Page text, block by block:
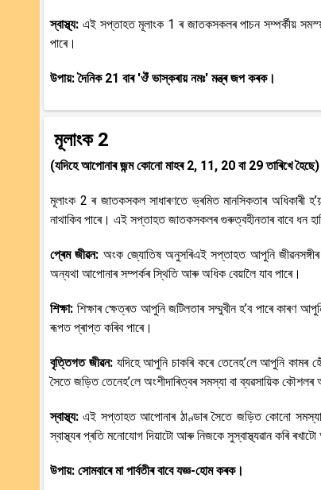
স্বাস্থ্য: এই সপ্তাহত মূলাংক 1 ৰ জাতকসকলৰ পাচন সম্পৰ্কীয়
পাৰে।
উপায়: দৈনিক 21 বাৰ 'ঔঁ ভাস্কৰায় নমঃ' মন্ত্ৰ জপ কৰক।
মূলাংক 2
(যদিহে আপোনাৰ জন্ম কোনো মাহৰ 2, 11, 20 বা 29 তাৰিখে হৈছে)
মূলাংক 2 ৰ জাতকসকল সাধাৰণতে ভ্ৰমিত মানসিকতাৰ অধিকাৰী
নাথাকিব পাৰে। এই সপ্তাহত জাতকসকলৰ গুৰুত্বহীনতাৰ বাবে ধন
প্ৰেম জীৱন: অংক জ্যোতিষ অনুসৰিএই সপ্তাহত আপুনি জীৱনসঙ্গীৰ
অন্যথা আপোনাৰ সম্পৰ্কৰ স্থিতি আৰু অধিক বেয়ালৈ যাব পাৰে।
শিক্ষা: শিক্ষাৰ ক্ষেত্ৰত আপুনি জটিলতাৰ সম্মুখীন হ’ব পাৰে কাৰণ
ৰূপত প্ৰাপ্ত কৰিব পাৰে।
বৃত্তিগত জীৱন: যদিহে আপুনি চাকৰি কৰে তেনেহ’লে আপুনি কামৰ
সৈতে জড়িত তেনেহ’লে অংশীদাৰিত্বৰ সমস্যা বা ব্যৱসায়িক
স্বাস্থ্য:এই সপ্তাহত আপোনাৰ ঠাণ্ডাৰ সৈতে জড়িত কোনো সমস্যা
স্বাস্থ্যৰ প্ৰতি মনোযোগ দিয়াটো আৰু নিজকে সুস্বাস্থ্যৱান কৰি
উপায়: সোমবাৰে মা পাৰ্বতীৰ বাবে যজ্ঞ-হোম কৰক।